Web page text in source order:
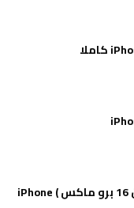
مواصفات وسعر ( ايفون 16 برو ماكس ) iPhone